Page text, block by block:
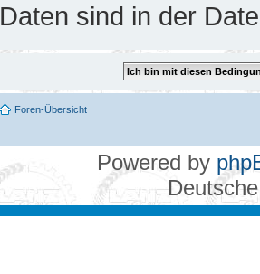
Daten sind in der
Foren-Übersicht
Powered by